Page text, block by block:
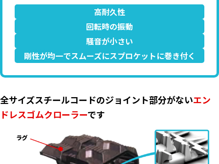
高耐久性
回転時の振動
騒音が小さい
剛性が均一でスムーズにスプロケットに巻き付く
全サイズスチールコードのジョイント部分がないエン
ドレスゴムクローラーです